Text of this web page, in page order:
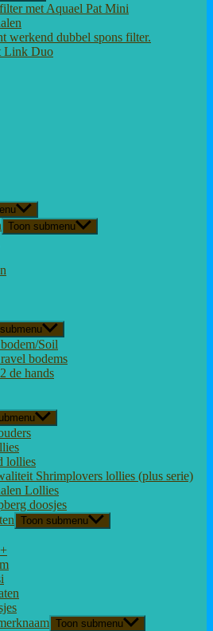
met Aquael Pat Mini
werkend dubbel spons filter.
Link Duo
Toon submenu
Soil
bodems
de hands
lollies
Shrimplovers lollies (plus serie)
Lollies
doosjes
Toon submenu
Toon submenu